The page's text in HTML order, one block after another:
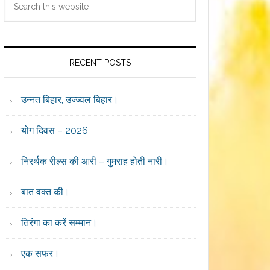
Sidebar
RECENT POSTS
उन्नत बिहार, उज्ज्वल बिहार।
योग दिवस – 2026
निरर्थक रील्स की आरी – गुमराह होती नारी।
बात वक्त की।
तिरंगा का करें सम्मान।
एक सफर।